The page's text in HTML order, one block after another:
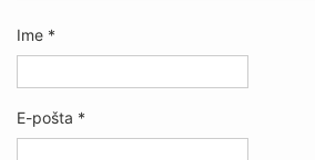
Ime *
E-pošta *